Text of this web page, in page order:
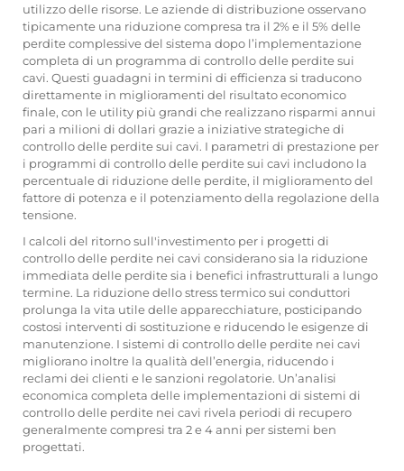
utilizzo delle risorse. Le aziende di distribuzione osservano
tipicamente una riduzione compresa tra il 2% e il 5% delle
perdite complessive del sistema dopo l’implementazione
completa di un programma di controllo delle perdite sui
cavi. Questi guadagni in termini di efficienza si traducono
direttamente in miglioramenti del risultato economico
finale, con le utility più grandi che realizzano risparmi annui
pari a milioni di dollari grazie a iniziative strategiche di
controllo delle perdite sui cavi. I parametri di prestazione per
i programmi di controllo delle perdite sui cavi includono la
percentuale di riduzione delle perdite, il miglioramento del
fattore di potenza e il potenziamento della regolazione della
tensione.
I calcoli del ritorno sull'investimento per i progetti di
controllo delle perdite nei cavi considerano sia la riduzione
immediata delle perdite sia i benefici infrastrutturali a lungo
termine. La riduzione dello stress termico sui conduttori
prolunga la vita utile delle apparecchiature, posticipando
costosi interventi di sostituzione e riducendo le esigenze di
manutenzione. I sistemi di controllo delle perdite nei cavi
migliorano inoltre la qualità dell’energia, riducendo i
reclami dei clienti e le sanzioni regolatorie. Un’analisi
economica completa delle implementazioni di sistemi di
controllo delle perdite nei cavi rivela periodi di recupero
generalmente compresi tra 2 e 4 anni per sistemi ben
progettati.